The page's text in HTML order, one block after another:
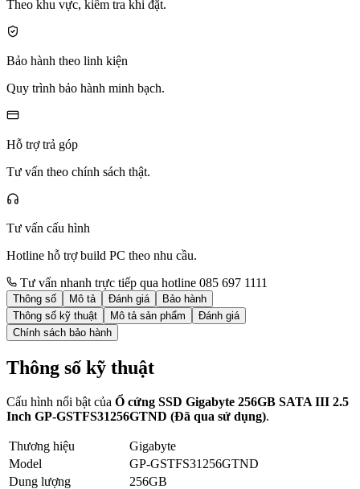
Theo khu vực, kiểm tra khi đặt.
Bảo hành theo linh kiện
Quy trình bảo hành minh bạch.
Hỗ trợ trả góp
Tư vấn theo chính sách thật.
Tư vấn cấu hình
Hotline hỗ trợ build PC theo nhu cầu.
Tư vấn nhanh trực tiếp qua hotline 085 697 1111
Thông số Mô tả Đánh giá
Bảo hành
Thông số kỹ thuật
Mô tả sản phẩm
Đánh giá
Chính sách bảo hành
Thông số kỹ thuật
Cấu hình nổi bật của Ổ cứng SSD Gigabyte 256GB SATA III 2.5
Inch GP-GSTFS31256GTND (Đã qua sử dụng).
Thương hiệu
Gigabyte
Model
GP-GSTFS31256GTND
Dung lượng
256GB